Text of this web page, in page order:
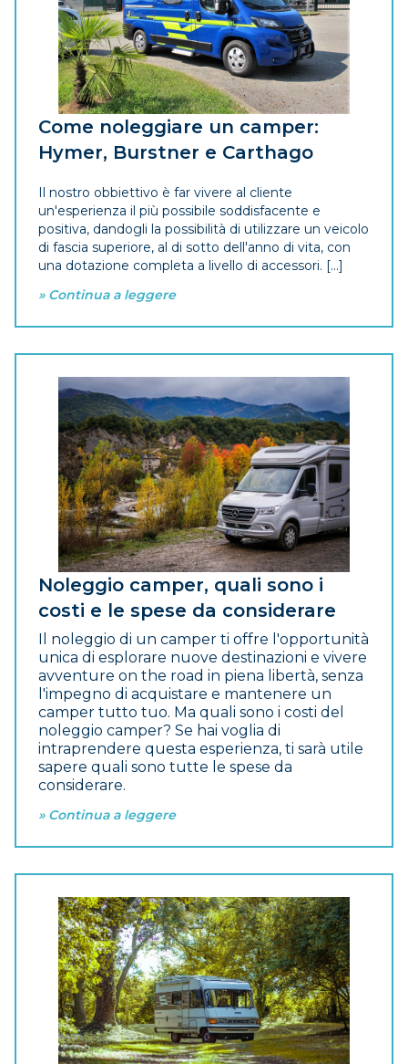
Come noleggiare un camper:
Hymer, Burstner e Carthago
Il nostro obbiettivo è far vivere al cliente
un'esperienza il più possibile soddisfacente e
positiva, dandogli la possibilità di utilizzare un veicolo
di fascia superiore, al di sotto dell'anno di vita, con
una dotazione completa a livello di accessori. [...]
» Continua a leggere
Noleggio camper, quali sono i
costi e le spese da considerare
Il noleggio di un camper ti offre l'opportunità
unica di esplorare nuove destinazioni e vivere
avventure on the road in piena libertà, senza
l'impegno di acquistare e mantenere un
camper tutto tuo. Ma quali sono i costi del
noleggio camper? Se hai voglia di
intraprendere questa esperienza, ti sarà utile
sapere quali sono tutte le spese da
considerare.
» Continua a leggere